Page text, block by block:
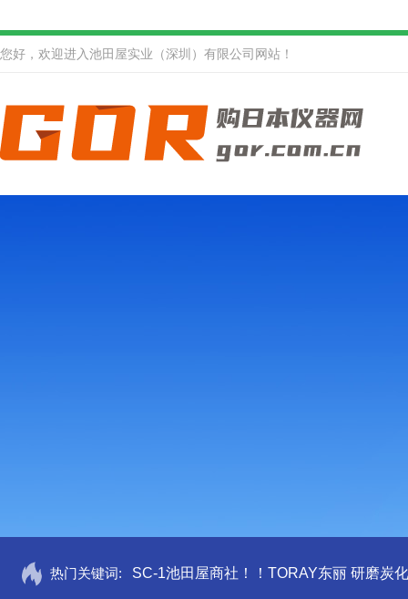
您好，欢迎进入池田屋实业（深圳）有限公司网站！
热门关键词: SC-1池田屋商社！！TORAY东丽 研磨炭